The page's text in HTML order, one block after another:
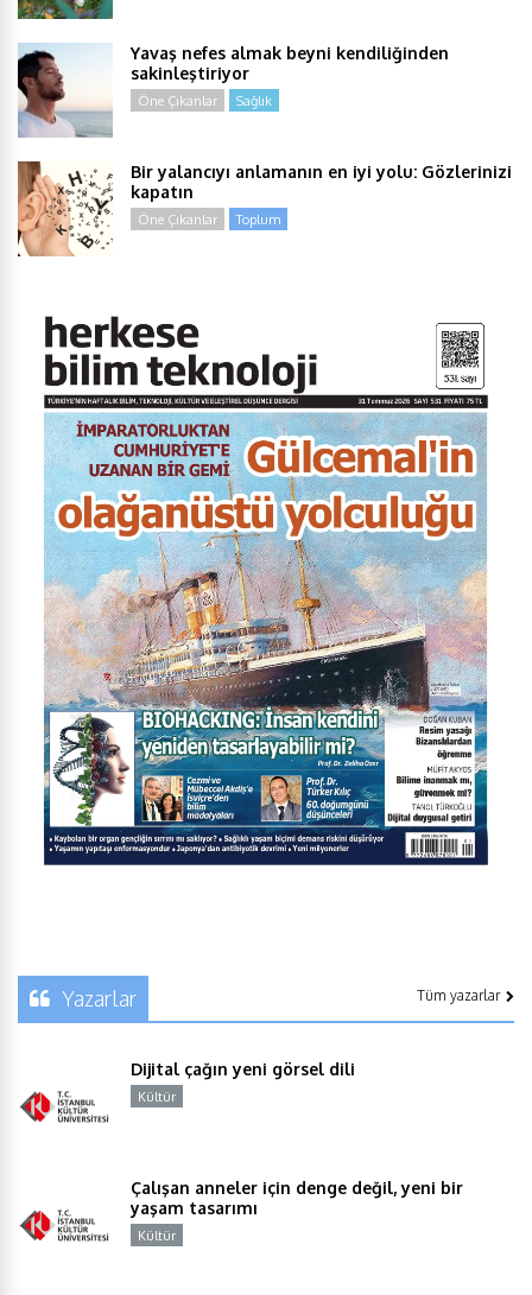
Yavaş nefes almak beyni kendiliğinden
sakinleştiriyor
Öne Çıkanlar Sağlık
Bir yalancıyı anlamanın en iyi yolu: Gözlerinizi
kapatın
Öne Çıkanlar Toplum
Yazarlar Tüm yazarlar
Dijital çağın yeni görsel dili
Kültür
Çalışan anneler için denge değil, yeni bir
yaşam tasarımı
Kültür